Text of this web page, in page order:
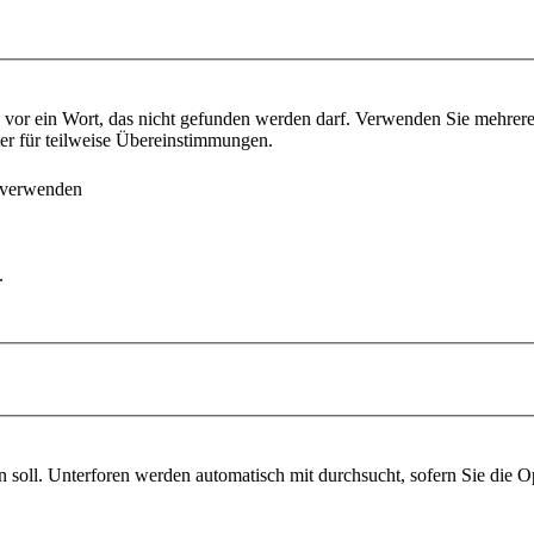
vor ein Wort, das nicht gefunden werden darf. Verwenden Sie
für teilweise Übereinstimmungen.
soll. Unterforen werden automatisch mit durchsucht, sofern Sie die